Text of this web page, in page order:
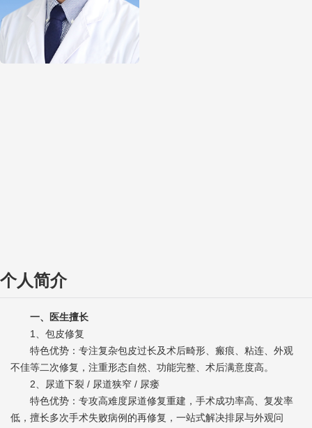
个人简介
一、医生擅长
1、包皮修复
特色优势：专注复杂包皮过长及术后畸形、瘢痕、粘连、外观
不佳等二次修复，注重形态自然、功能完整、术后满意度高。
2、尿道下裂 / 尿道狭窄 / 尿瘘
特色优势：专攻高难度尿道修复重建，手术成功率高、复发率
低，擅长多次手术失败病例的再修复，一站式解决排尿与外观问